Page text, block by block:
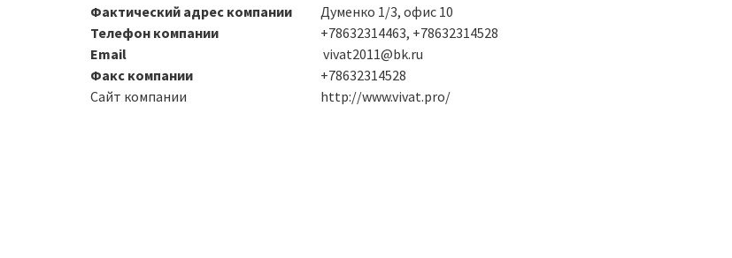
Фактический адрес компании
Думенко 1/3, офис 10
Телефон компании
+78632314463, +78632314528
Email
vivat2011@bk.ru
Факс компании
+78632314528
Сайт компании
http://www.vivat.pro/